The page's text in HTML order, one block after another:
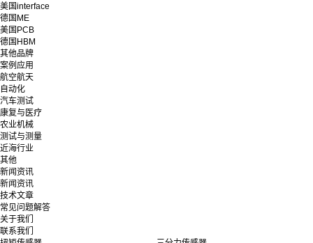
美国interface
德国ME
美国PCB
德国HBM
其他品牌
案例应用
航空航天
自动化
汽车测试
康复与医疗
农业机械
测试与测量
近海行业
其他
新闻资讯
新闻资讯
技术文章
常见问题解答
关于我们
联系我们